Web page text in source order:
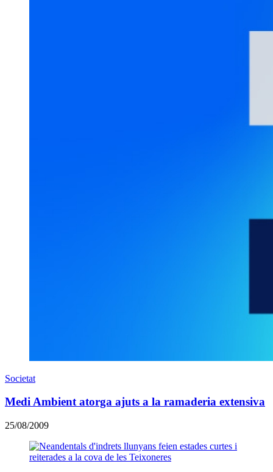
Societat
Medi Ambient atorga ajuts a la ramaderia extensiva
25/08/2009